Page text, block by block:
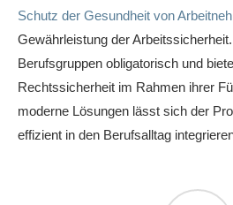
Schutz der Gesundheit von
Gewährleistung der
Berufsgruppen obligatorisch und
Rechtssicherheit im Rahmen ihrer
moderne Lösungen lässt sich der
effizient in den Berufsalltag